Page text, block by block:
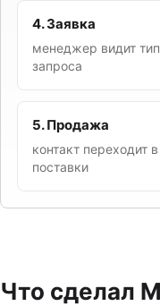
4. Заявка
менеджер видит
запроса
5. Продажа
контакт переходит
поставки
Что сделал